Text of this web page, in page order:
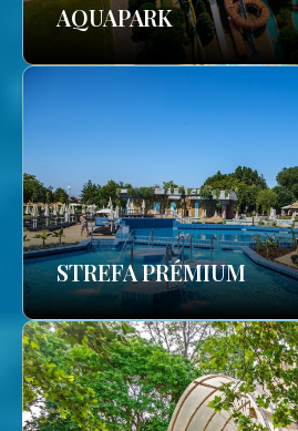
AQUAPARK
STREFA PRÉMIUM